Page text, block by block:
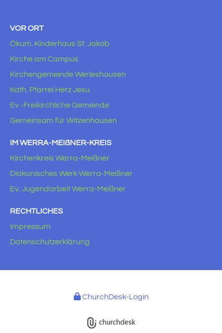
VOR ORT
Ökum. Kinderhaus St. Jakob
Kirche am Campus
Kirchengemeinde Werleshausen
Kath. Pfarrei Herz Jesu
Ev.-Freikirchliche Gemeinde
Gemeinsam für Witzenhausen
IM WERRA-MEIẞNER-KREIS
Kirchenkreis Werra-Meißner
Diakonisches Werk Werra-Meißner
Ev. Jugendarbeit Werra-Meißner
RECHTLICHES
Impressum
Datenschutzerklärung
ChurchDesk-Login